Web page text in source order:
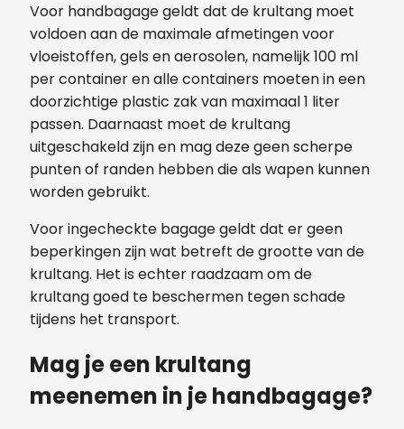
Voor handbagage geldt dat de krultang moet
voldoen aan de maximale afmetingen voor
vloeistoffen, gels en aerosolen, namelijk 100 ml
per container en alle containers moeten in een
doorzichtige plastic zak van maximaal 1 liter
passen. Daarnaast moet de krultang
uitgeschakeld zijn en mag deze geen scherpe
punten of randen hebben die als wapen kunnen
worden gebruikt.
Voor ingecheckte bagage geldt dat er geen
beperkingen zijn wat betreft de grootte van de
krultang. Het is echter raadzaam om de
krultang goed te beschermen tegen schade
tijdens het transport.
Mag je een krultang
meenemen in je handbagage?